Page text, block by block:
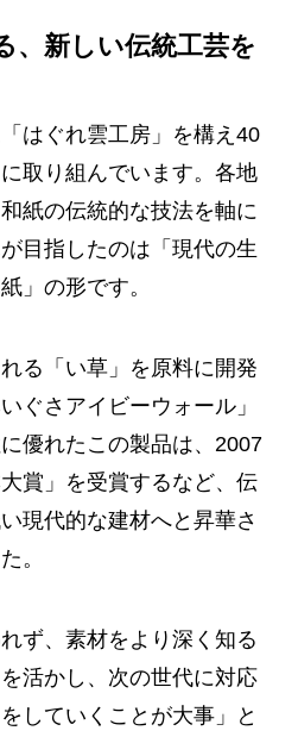
、新しい伝統工芸を
はぐれ雲工房」を構え40
取り組んでいます。各地
紙の伝統的な技法を軸に
目指したのは「現代の生
」の形です。
る「い草」を原料に開発
ぐさアイビーウォール」
優れたこの製品は、2007
賞」を受賞するなど、伝
現代的な建材へと昇華さ
。
ず、素材をより深く知る
活かし、次の世代に対応
していくことが大事」と